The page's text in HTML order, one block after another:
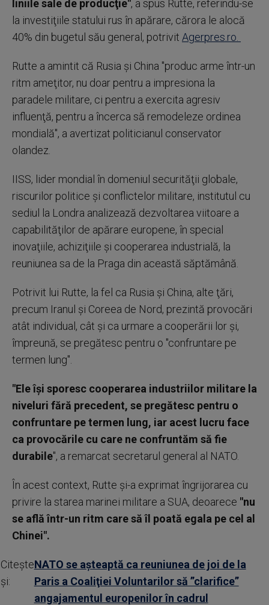
liniile sale de producţie", a spus Rutte, referindu-se
la investiţiile statului rus în apărare, cărora le alocă
40% din bugetul său general, potrivit Agerpres.ro.
Rutte a amintit că Rusia şi China "produc arme într-un
ritm ameţitor, nu doar pentru a impresiona la
paradele militare, ci pentru a exercita agresiv
influenţă, pentru a încerca să remodeleze ordinea
mondială", a avertizat politicianul conservator
olandez.
IISS, lider mondial în domeniul securităţii globale,
riscurilor politice şi conflictelor militare, institutul cu
sediul la Londra analizează dezvoltarea viitoare a
capabilităţilor de apărare europene, în special
inovaţiile, achiziţiile şi cooperarea industrială, la
reuniunea sa de la Praga din această săptămână.
Potrivit lui Rutte, la fel ca Rusia şi China, alte ţări,
precum Iranul şi Coreea de Nord, prezintă provocări
atât individual, cât şi ca urmare a cooperării lor şi,
împreună, se pregătesc pentru o "confruntare pe
termen lung".
"Ele îşi sporesc cooperarea industriilor militare la
niveluri fără precedent, se pregătesc pentru o
confruntare pe termen lung, iar acest lucru face
ca provocările cu care ne confruntăm să fie
durabile", a remarcat secretarul general al NATO.
În acest context, Rutte şi-a exprimat îngrijorarea cu
privire la starea marinei militare a SUA, deoarece "nu
se află într-un ritm care să îl poată egala pe cel al
Chinei".
Citește
și:
NATO se aşteaptă ca reuniunea de joi de la
Paris a Coaliţiei Voluntarilor să ”clarifice”
angajamentul europenilor în cadrul